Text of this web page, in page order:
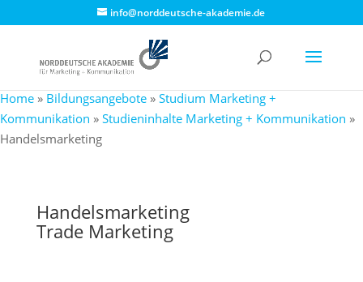
info@norddeutsche-akademie.de
Home » Bildungsangebote » Studium Marketing +
Kommunikation » Studieninhalte Marketing + Kommunikation »
Handelsmarketing
Handelsmarketing
Trade Marketing